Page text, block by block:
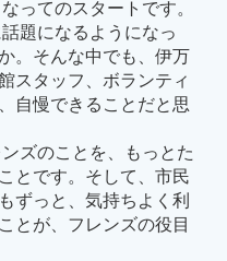
ってのスタートです。
題になるようになっ
。そんな中でも、伊万
スタッフ、ボランティ
自慢できることだと思
ズのことを、もっとた
とです。そして、市民
ずっと、気持ちよく利
とが、フレンズの役目